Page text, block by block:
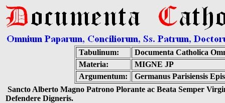
Tabulinum:
Documenta Catholica
Materia:
MIGNE JP
Argumentum:
Germanus Parisiensis
Sancto Alberto Magno Patrono Plorante ac Beata Semper
Defendere Digneris.